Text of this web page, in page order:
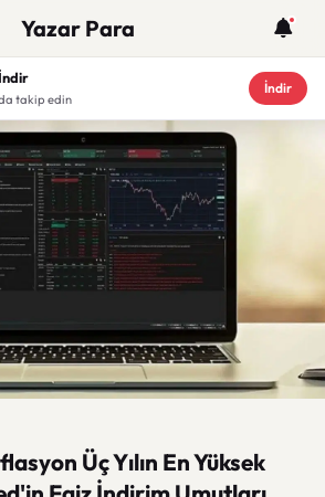
Yazar Para
takip edin
İndir
Üç Yılın En Yüksek